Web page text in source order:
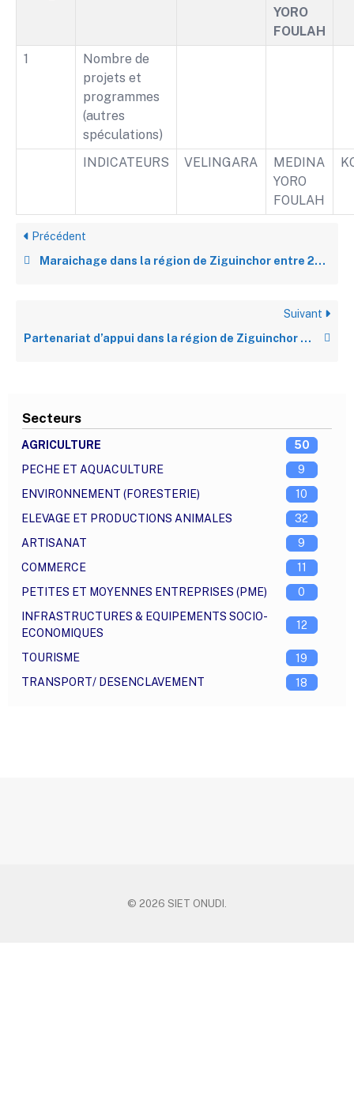
Secteurs
AGRICULTURE
50
PECHE ET AQUACULTURE
9
ENVIRONNEMENT (FORESTERIE)
10
ELEVAGE ET PRODUCTIONS ANIMALES
32
ARTISANAT
9
COMMERCE
11
PETITES ET MOYENNES ENTREPRISES (PME)
0
INFRASTRUCTURES & EQUIPEMENTS SOCIO-
ECONOMIQUES
12
TOURISME
19
TRANSPORT/ DESENCLAVEMENT
18
YORO
FOULAH
1
Nombre de
projets et
programmes
(autres
spéculations)
INDICATEURS
VELINGARA
MEDINA
YORO
FOULAH
Précédent
Maraichage dans la région de Ziguinchor entre 2016 et 2022
Suivant
Partenariat d’appui dans la région de Ziguinchor entre 2016 et 2022
© 2026 SIET ONUDI.